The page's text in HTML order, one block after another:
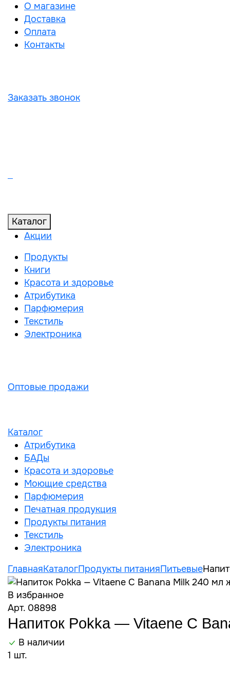
О магазине
Доставка
Оплата
Контакты
Заказать звонок
Каталог
Акции
Продукты
Книги
Красота и здоровье
Атрибутика
Парфюмерия
Текстиль
Электроника
Оптовые продажи
Каталог
Атрибутика
БАДы
Красота и здоровье
Моющие средства
Парфюмерия
Печатная продукция
Продукты питания
Текстиль
Электроника
ГлавнаяКаталогПродукты питанияПитьевые
В избранное
Арт. 08898
Напиток Pokka — Vitaene C
В наличии
1 шт.